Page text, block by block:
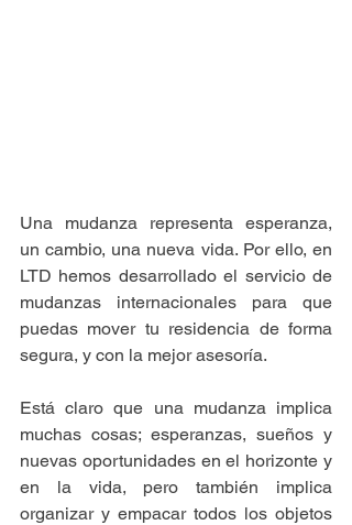
Una mudanza representa esperanza,
un cambio, una nueva vida. Por ello, en
LTD hemos desarrollado el servicio de
mudanzas internacionales para que
puedas mover tu residencia de forma
segura, y con la mejor asesoría.
Está claro que una mudanza implica
muchas cosas; esperanzas, sueños y
nuevas oportunidades en el horizonte y
en la vida, pero también implica
organizar y empacar todos los objetos